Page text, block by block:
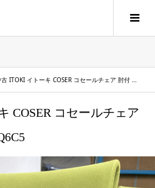
ITOKI イトーキ COSER コセールチェア 肘付 KE-950GS-T1Q6C5
COSER コセールチェア